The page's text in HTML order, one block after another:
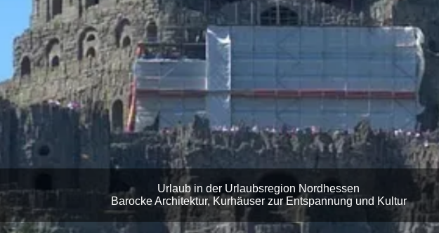
Urlaub in der Urlaubsregion Nordhessen
Barocke Architektur, Kurhäuser zur Entspannung und Kultur